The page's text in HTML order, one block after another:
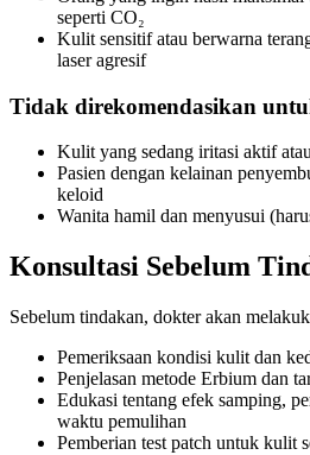
seperti CO₂
Kulit sensitif atau berwarna
laser agresif
Tidak direkomendasikan
Kulit yang sedang iritasi aktif
Pasien dengan kelainan
keloid
Wanita hamil dan menyusui
Konsultasi Sebelum
Sebelum tindakan, dokter akan
Pemeriksaan kondisi kulit dan
Penjelasan metode Erbium dan
Edukasi tentang efek samping,
waktu pemulihan
Pemberian test patch untuk kulit